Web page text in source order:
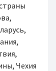
Чехия